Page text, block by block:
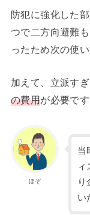
防犯に強化した
つで二方向避難
ったため次の使
加えて、立派す
の費用が必要です
ほぞ
当
ィ
り
い